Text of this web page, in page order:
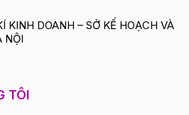
KINH DOANH – SỞ KẾ HOẠCH VÀ
NỘI
TÔI